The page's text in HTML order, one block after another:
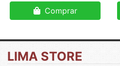
Comprar
LIMA STORE